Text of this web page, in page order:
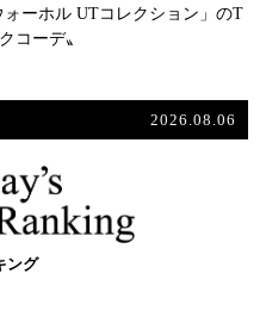
ォーホル UTコレクション」のT
コーデ〟
2026.08.06
ング